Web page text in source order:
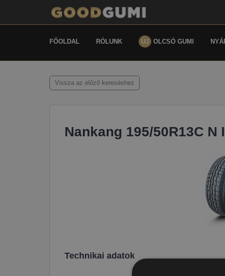
FŐOLDAL RÓLUNK ÚJ OLCSÓ GUMI
Vissza az előző kereséshez
Nankang 195/50R13C N
Technikai adatok